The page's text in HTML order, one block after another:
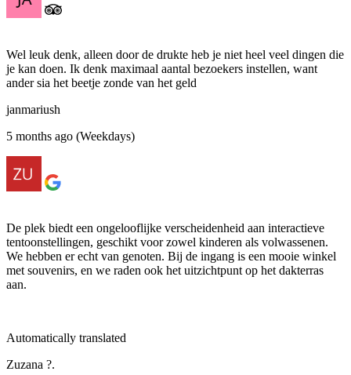
Wel leuk denk, alleen door de drukte heb je niet heel veel dingen die
je kan doen. Ik denk maximaal aantal bezoekers instellen, want
ander sia het beetje zonde van het geld
janmariush
5 months ago (Weekdays)
De plek biedt een ongelooflijke verscheidenheid aan interactieve
tentoonstellingen, geschikt voor zowel kinderen als volwassenen.
We hebben er echt van genoten. Bij de ingang is een mooie winkel
met souvenirs, en we raden ook het uitzichtpunt op het dakterras
aan.
Automatically translated
Zuzana ?.